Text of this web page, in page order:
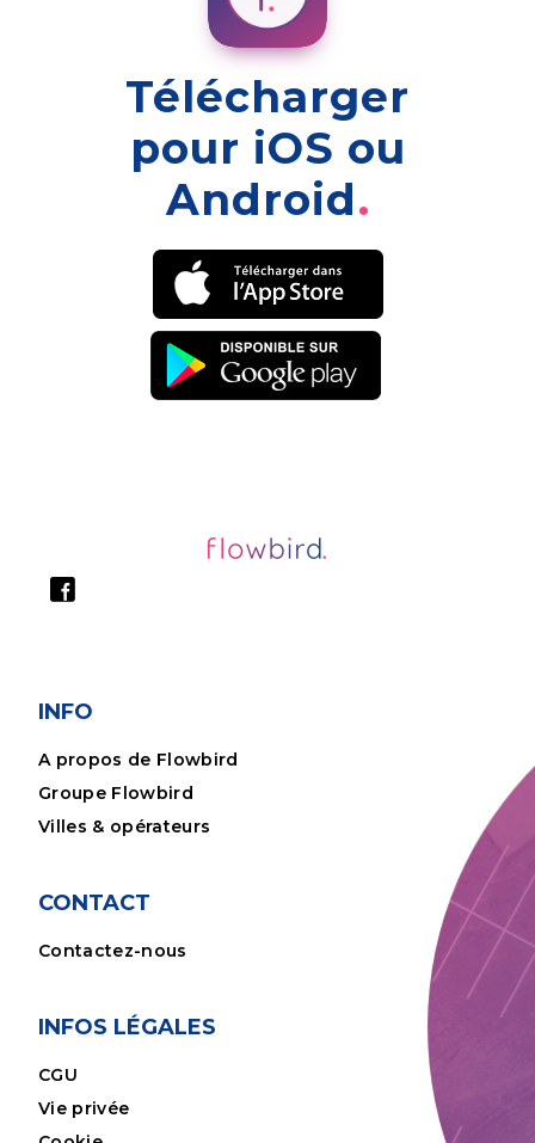
Télécharger
pour iOS ou
Android
INFO
A propos de Flowbird
Groupe Flowbird
Villes & opérateurs
CONTACT
Contactez-nous
INFOS LÉGALES
CGU
Vie privée